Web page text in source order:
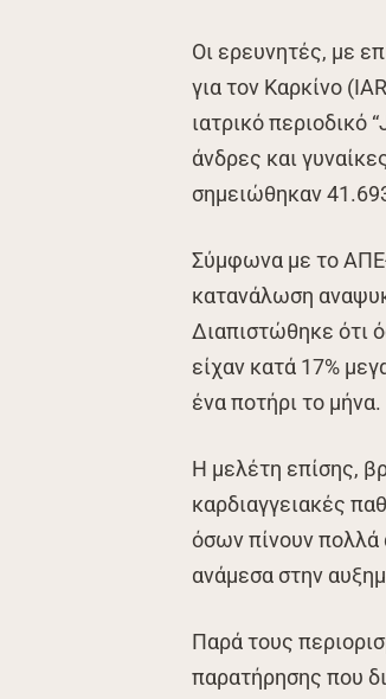
Οι ερευνητές, με
για τον Καρκίνο
ιατρικό περιοδικό
άνδρες και
σημειώθηκαν
Σύμφωνα με το
κατανάλωση
Διαπιστώθηκε ότι
είχαν κατά 17%
ένα ποτήρι το μήνα.
Η μελέτη επίσης,
καρδιαγγειακές
όσων πίνουν πολλά
ανάμεσα στην
Παρά τους
παρατήρησης που